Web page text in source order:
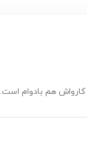
هم بادوام است.